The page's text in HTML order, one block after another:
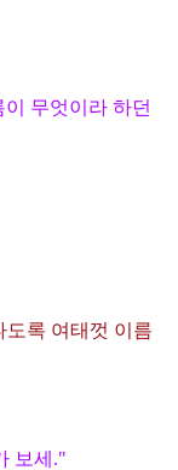
무엇이라 하던
도록 여태껏 이름
보세."